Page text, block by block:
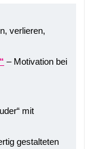
verlieren,
– Motivation bei
mit
gestalteten